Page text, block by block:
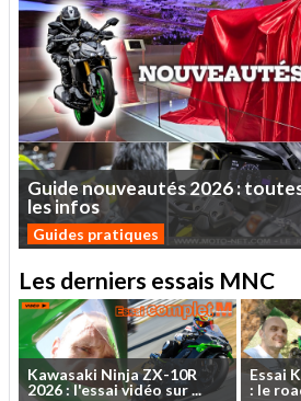
Guidenouveautés2026:
lesinfos
Guides pratiques
Les derniers essais MNC
Kawasaki NinjaZX-10R
2026: l'essaividéo sur...
Essai
: le